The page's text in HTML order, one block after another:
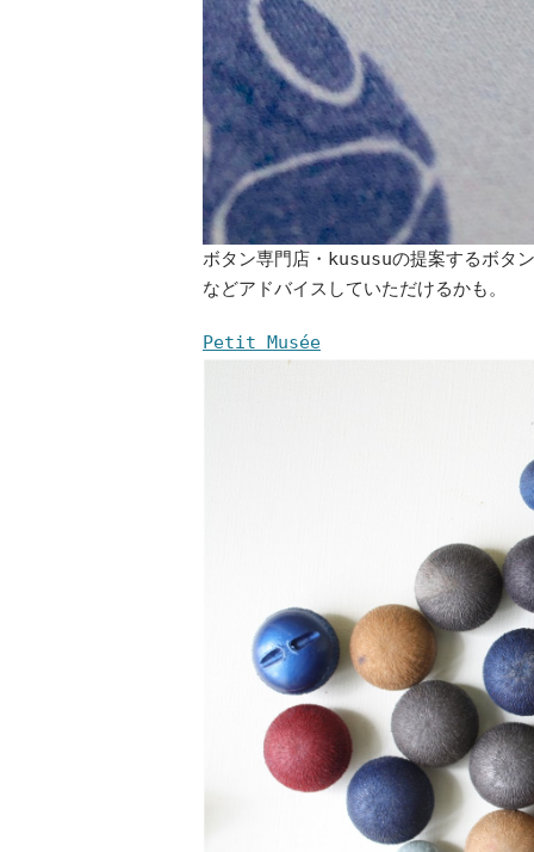
ボタン専門店・kususuの提案するボタ
などアドバイスしていただけるかも。
Petit Musée